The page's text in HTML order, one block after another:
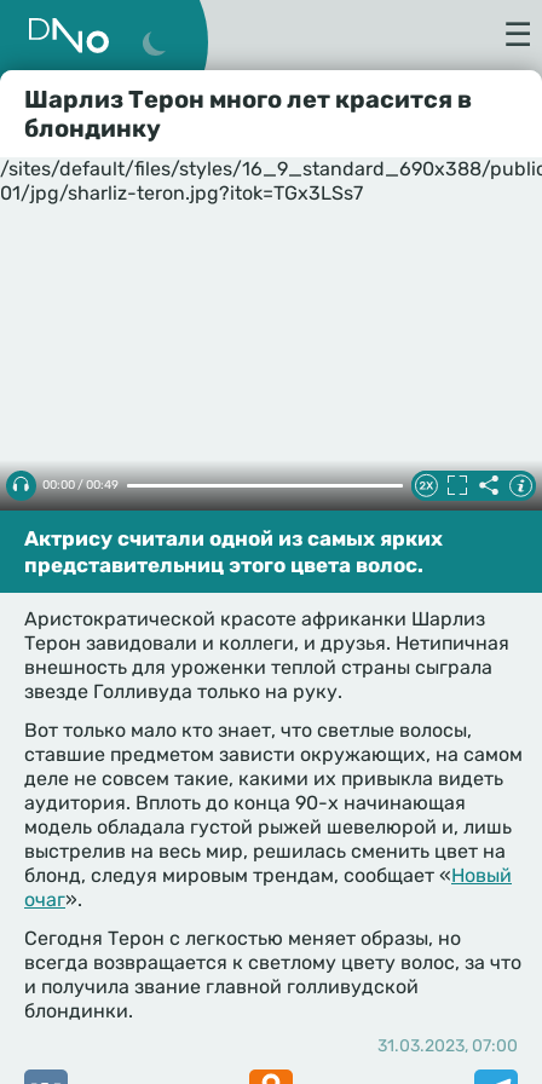
☰
Шарлиз Терон много лет красится в
блондинку
/sites/default/files/styles/16_9_standard_690x388/
01/jpg/sharliz-teron.jpg?itok=TGx3LSs7
00:00 / 00:49
Актрису считали одной из самых ярких
представительниц этого цвета волос.
Аристократической красоте африканки Шарлиз
Терон завидовали и коллеги, и друзья. Нетипичная
внешность для уроженки теплой страны сыграла
звезде Голливуда только на руку.
Вот только мало кто знает, что светлые волосы,
ставшие предметом зависти окружающих, на самом
деле не совсем такие, какими их привыкла видеть
аудитория. Вплоть до конца 90-х начинающая
модель обладала густой рыжей шевелюрой и, лишь
выстрелив на весь мир, решилась сменить цвет на
блонд, следуя мировым трендам, сообщает «Новый
очаг».
Сегодня Терон с легкостью меняет образы, но
всегда возвращается к светлому цвету волос, за что
и получила звание главной голливудской
блондинки.
31.03.2023, 07:00